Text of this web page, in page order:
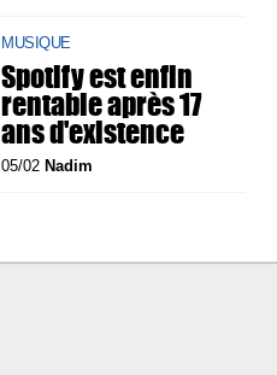
MUSIQUE
Spotify est enfin
rentable après 17
ans d'existence
05/02 Nadim